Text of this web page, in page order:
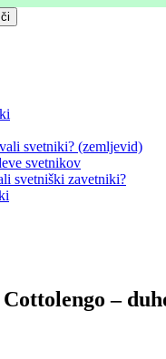
svetniki? (zemljevid)
svetnikov
svetniški zavetniki?
–